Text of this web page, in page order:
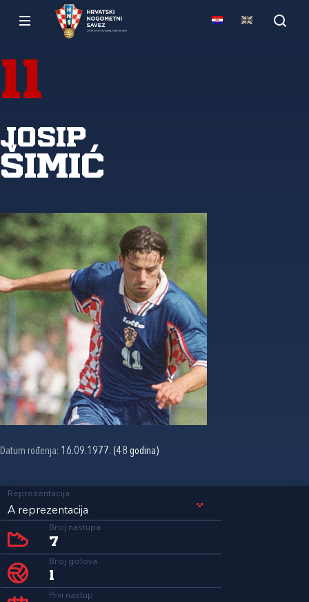
11
Josip
Šimić
Datum rođenja: 16.09.1977. (48 godina)
Reprezentacija
A reprezentacija
Broj nastupa
7
Broj golova
1
Prvi nastup